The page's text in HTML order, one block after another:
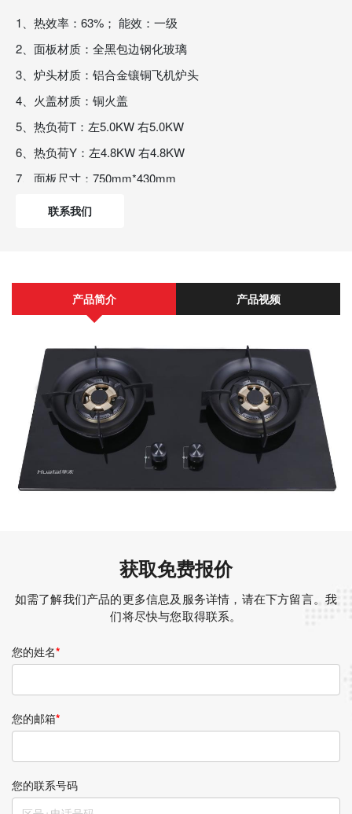
1、热效率：63%； 能效：一级
2、面板材质：全黑包边钢化玻璃
3、炉头材质：铝合金镶铜飞机炉头
4、火盖材质：铜火盖
5、热负荷T：左5.0KW 右5.0KW
6、热负荷Y：左4.8KW 右4.8KW
7、面板尺寸：750mm*430mm
8、开孔尺寸：650*350mm
联系我们
产品简介 产品视频
获取免费报价
如需了解我们产品的更多信息及服务详情，请在下方留言。我
们将尽快与您取得联系。
您的姓名*
您的邮箱*
您的联系号码